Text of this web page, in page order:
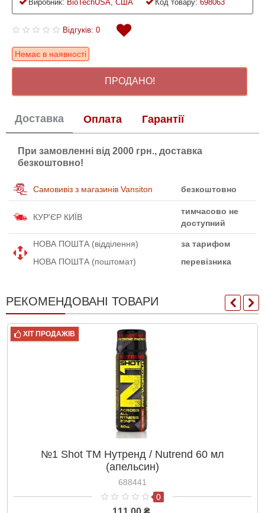
Виробник: BioTechUSA, США Код товару: 698063
Відгуків: 0
Немає в наявності
ПРОДАНО!
Доставка Оплата Гарантії
При замовленні від 2000 грн., доставка
безкоштовно!
Самовивіз з магазинів Vansiton безкоштовно
КУР'ЄР КИЇВ
тимчасово не
доступний
НОВА ПОШТА (відділення)
за тарифом
НОВА ПОШТА (поштомат)
перевізника
РЕКОМЕНДОВАНІ ТОВАРИ
ХІТ ПРОДАЖІВ
№1 Shot ТМ Нутренд / Nutrend 60 мл
(апельсин)
688441
0